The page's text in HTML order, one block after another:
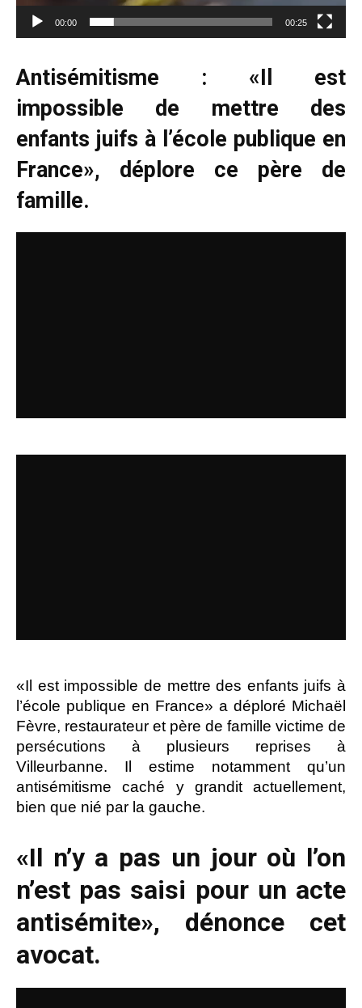
00:00 00:25
Antisémitisme : «Il est
impossible de mettre des
enfants juifs à l’école publique en
France», déplore ce père de
famille.
«Il est impossible de mettre des enfants juifs à
l’école publique en France» a déploré Michaël
Fèvre, restaurateur et père de famille victime de
persécutions à plusieurs reprises à
Villeurbanne. Il estime notamment qu’un
antisémitisme caché y grandit actuellement,
bien que nié par la gauche.
«Il n’y a pas un jour où l’on
n’est pas saisi pour un acte
antisémite», dénonce cet
avocat.